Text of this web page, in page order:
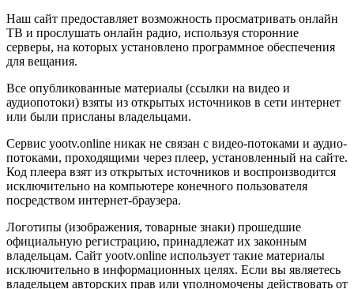
Наш сайт предоставляет возможность просматривать онлайн
ТВ и прослушать онлайн радио, используя сторонние
серверы, на которых установлено программное обеспечения
для вещания.
Все опубликованные материалы (ссылки на видео и
аудиопотоки) взяты из открытых источников в сети интернет
или были присланы владельцами.
Сервис yootv.online никак не связан с видео-потоками и аудио-
потоками, проходящими через плеер, установленный на сайте.
Код плеера взят из открытых источников и воспроизводится
исключительно на компьютере конечного пользователя
посредством интернет-браузера.
Логотипы (изображения, товарные знаки) прошедшие
официальную регистрацию, принадлежат их законным
владельцам. Сайт yootv.online использует такие материалы
исключительно в информационных целях. Если вы являетесь
владельцем авторских прав или уполномочены действовать от